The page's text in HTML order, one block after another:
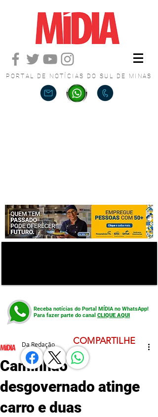
PORTAL DE NOTÍCIAS DO SUL DE MINAS
Receba notícias do Portal MÍDIA no WhatsApp!
Para fazer parte do canal CLIQUE AQUI
Caminhão
desgovernado atinge
carro e duas
Da Redação COMPARTILHE